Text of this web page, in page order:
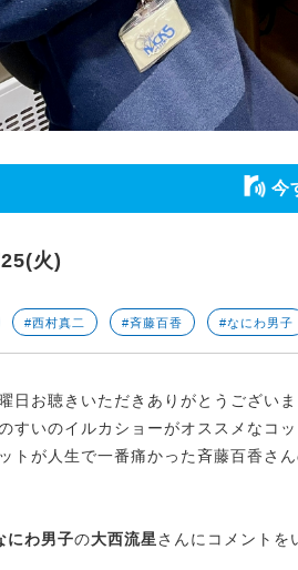
今
火)
#西村真二 #斉藤百香 #なにわ男子
日お聴きいただきありがとうござい
すいのイルカショーがオススメなコ
トが人生で一番痛かった斉藤百香さ
にわ男子の大西流星さんにコメントを